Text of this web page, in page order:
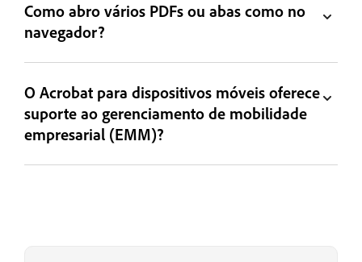
Como abro vários PDFs ou abas como no
navegador?
O Acrobat para dispositivos móveis oferece
suporte ao gerenciamento de mobilidade
empresarial (EMM)?